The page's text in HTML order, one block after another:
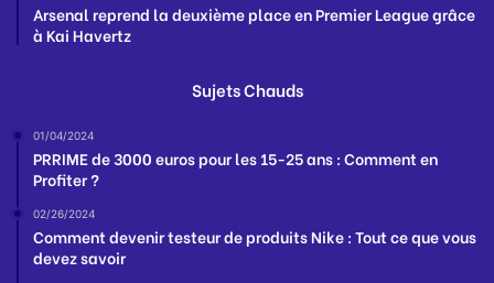
Arsenal reprend la deuxième place en Premier League grâce
à Kai Havertz
Sujets Chauds
01/04/2024
PRRIME de 3000 euros pour les 15-25 ans : Comment en
Profiter ?
02/26/2024
Comment devenir testeur de produits Nike : Tout ce que vous
devez savoir